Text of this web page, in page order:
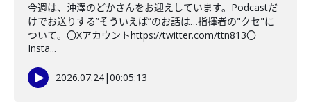
今週は、沖澤のどかさんをお迎えしています。Podcastだ
けでお送りする”そういえば”のお話は…指揮者の"クセ"に
ついて。〇Xアカウントhttps://twitter.com/ttn813〇
Insta...
2026.07.24|00:05:13